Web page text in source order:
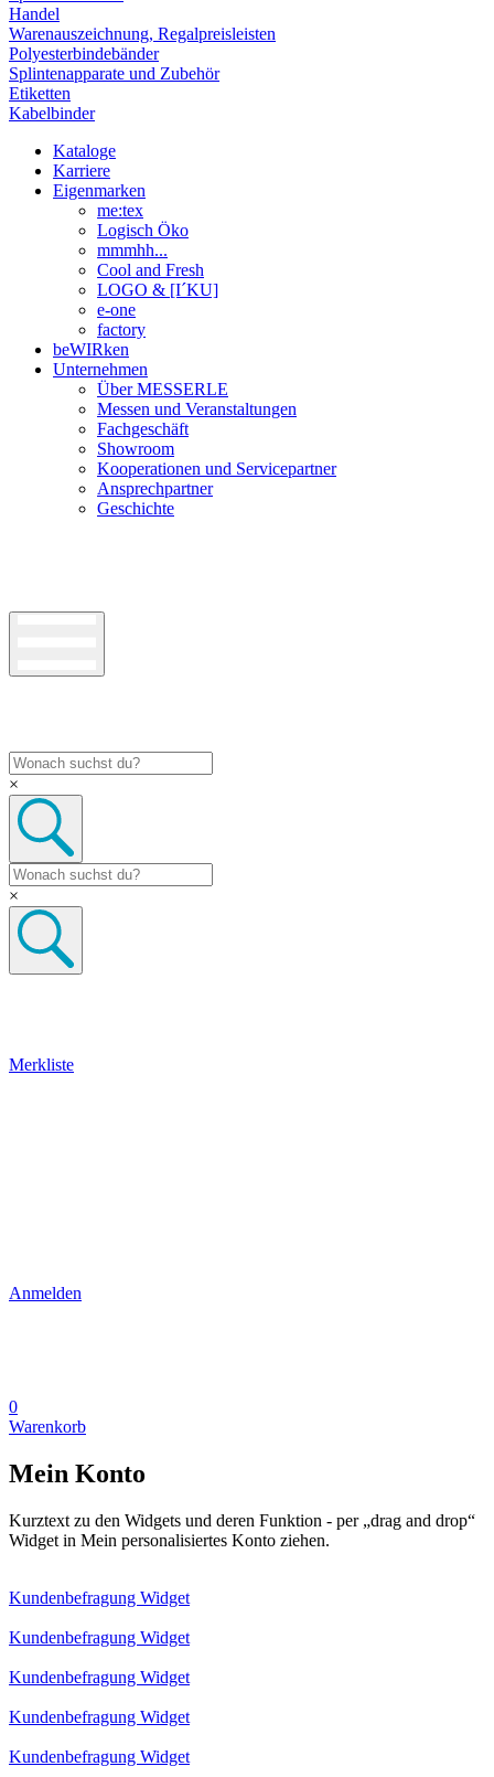
Handel
Warenauszeichnung, Regalpreisleisten
Polyesterbindebänder
Splintenapparate und Zubehör
Etiketten
Kabelbinder
Kataloge
Karriere
Eigenmarken
me:tex
Logisch Öko
mmmhh...
Cool and Fresh
LOGO & [I´KU]
e-one
factory
beWIRken
Unternehmen
Über MESSERLE
Messen und Veranstaltungen
Fachgeschäft
Showroom
Kooperationen und Servicepartner
Ansprechpartner
Geschichte
×
×
Merkliste
Anmelden
0
Warenkorb
Mein Konto
Kurztext zu den Widgets und deren Funktion - per „drag and drop“
Widget in Mein personalisiertes Konto ziehen.
Kundenbefragung Widget
Kundenbefragung Widget
Kundenbefragung Widget
Kundenbefragung Widget
Kundenbefragung Widget